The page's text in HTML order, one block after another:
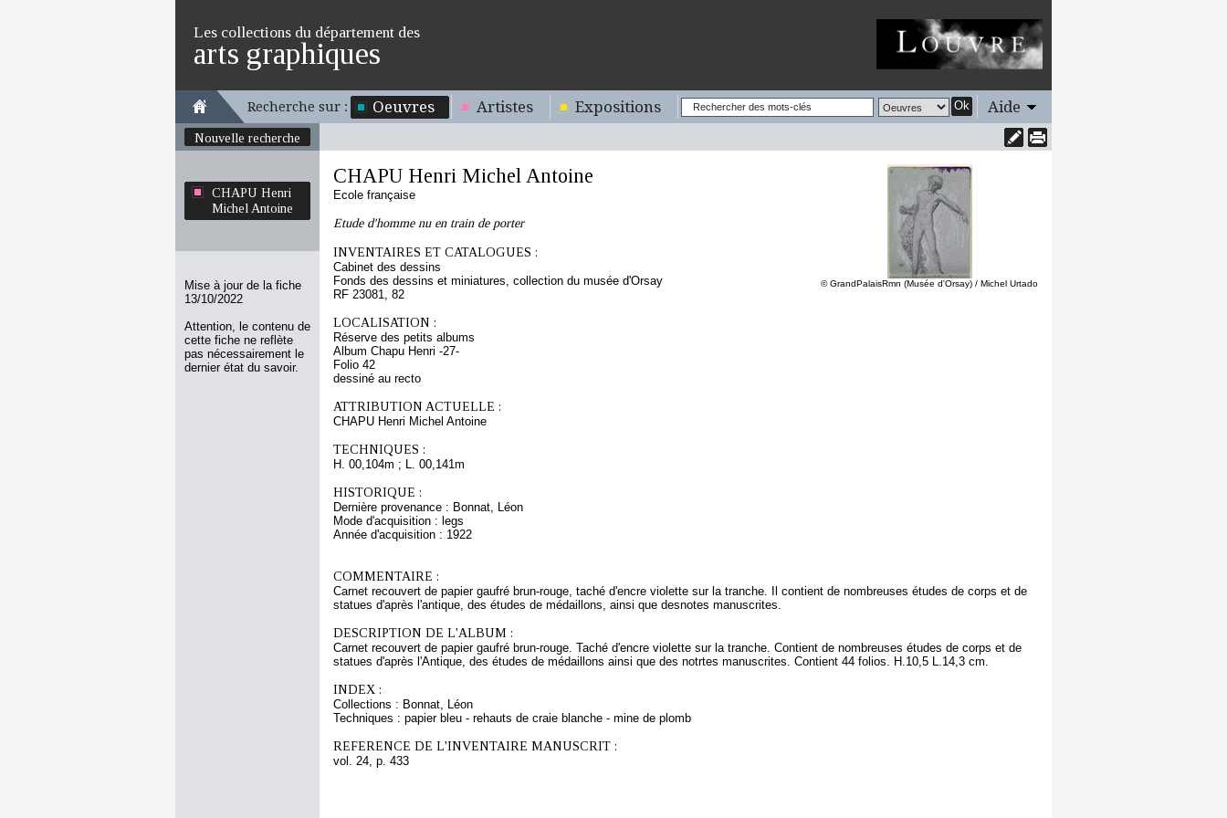
Les collections du département des
arts graphiques
Recherche sur : Oeuvres Artistes Expositions Ok Aide
Nouvelle recherche
CHAPU Henri
Michel Antoine
Mise à jour de la fiche
13/10/2022
Attention, le contenu de
cette fiche ne reflète
pas nécessairement le
dernier état du savoir.
© GrandPalaisRmn (Musée d'Orsay) / Michel Urtado
CHAPU Henri Michel Antoine
Ecole française
Etude d'homme nu en train de porter
INVENTAIRES ET CATALOGUES :
Cabinet des dessins
Fonds des dessins et miniatures, collection du musée d'Orsay
RF 23081, 82
LOCALISATION :
Réserve des petits albums
Album Chapu Henri -27-
Folio 42
dessiné au recto
ATTRIBUTION ACTUELLE :
CHAPU Henri Michel Antoine
TECHNIQUES :
H. 00,104m ; L. 00,141m
HISTORIQUE :
Dernière provenance : Bonnat, Léon
Mode d'acquisition : legs
Année d'acquisition : 1922
COMMENTAIRE :
Carnet recouvert de papier gaufré brun-rouge, taché d'encre violette sur la tranche. Il contient de nombreuses études de corps et de
statues d'après l'antique, des études de médaillons, ainsi que desnotes manuscrites.
DESCRIPTION DE L'ALBUM :
Carnet recouvert de papier gaufré brun-rouge. Taché d'encre violette sur la tranche. Contient de nombreuses études de corps et de
statues d'après l'Antique, des études de médaillons ainsi que des notrtes manuscrites. Contient 44 folios. H.10,5 L.14,3 cm.
INDEX :
Collections : Bonnat, Léon
Techniques : papier bleu - rehauts de craie blanche - mine de plomb
REFERENCE DE L'INVENTAIRE MANUSCRIT :
vol. 24, p. 433